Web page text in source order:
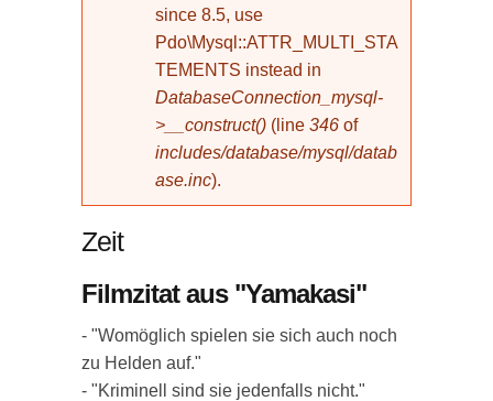
since 8.5, use
Pdo\Mysql::ATTR_MULTI_STA
TEMENTS instead in
DatabaseConnection_mysql-
>__construct() (line 346 of
includes/database/mysql/datab
ase.inc).
Zeit
Filmzitat aus "Yamakasi"
- "Womöglich spielen sie sich auch noch
zu Helden auf."
- "Kriminell sind sie jedenfalls nicht."